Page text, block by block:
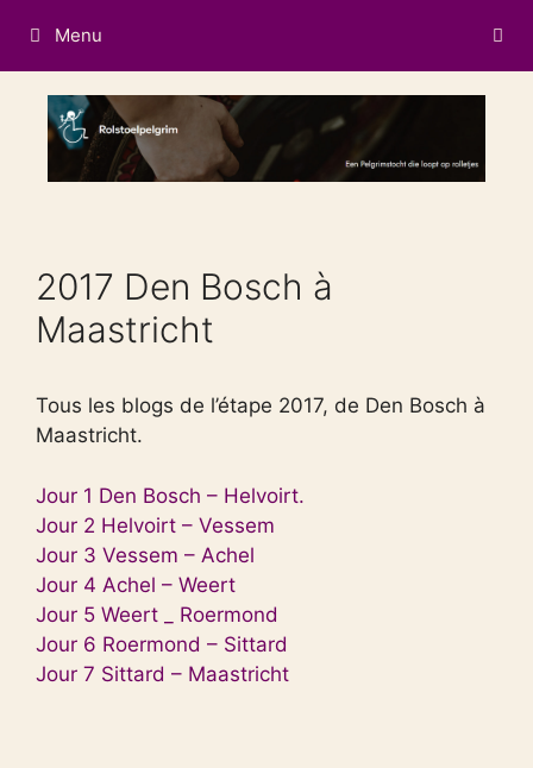
contenu
Menu
2017 Den Bosch à
Maastricht
Tous les blogs de l’étape 2017, de Den Bosch à
Maastricht.
Jour 1 Den Bosch – Helvoirt.
Jour 2 Helvoirt – Vessem
Jour 3 Vessem – Achel
Jour 4 Achel – Weert
Jour 5 Weert _ Roermond
Jour 6 Roermond – Sittard
Jour 7 Sittard – Maastricht